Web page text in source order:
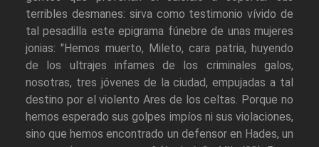
terribles desmanes: sirva como testimonio vívido de
tal pesadilla este epigrama fúnebre de unas mujeres
jonias: "Hemos muerto, Mileto, cara patria, huyendo
de los ultrajes infames de los criminales galos,
nosotras, tres jóvenes de la ciudad, empujadas a tal
destino por el violento Ares de los celtas. Porque no
hemos esperado sus golpes impíos ni sus violaciones,
sino que hemos encontrado un defensor en Hades, un